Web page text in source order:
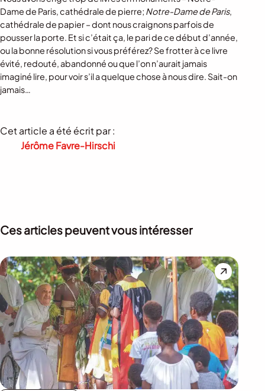
Dame de Paris, cathédrale de pierre; Notre-Dame de Paris,
cathédrale de papier – dont nous craignons parfois de
pousser la porte. Et si c’était ça, le pari de ce début d’année,
ou la bonne résolution si vous préférez? Se frotter à ce livre
évité, redouté, abandonné ou que l’on n’aurait jamais
imaginé lire, pour voir s’il a quelque chose à nous dire. Sait-on
jamais…
Cet article a été écrit par :
Jérôme Favre-Hirschi
Ces articles peuvent vous intéresser